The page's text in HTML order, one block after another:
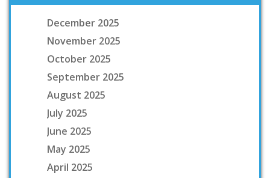
December 2025
November 2025
October 2025
September 2025
August 2025
July 2025
June 2025
May 2025
April 2025